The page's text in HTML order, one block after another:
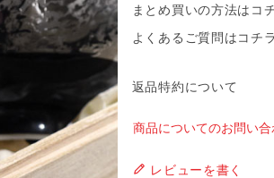
まとめ買いの方法はコ
よくあるご質問はコチラ
返品特約について
商品についてのお問い合
レビューを書く